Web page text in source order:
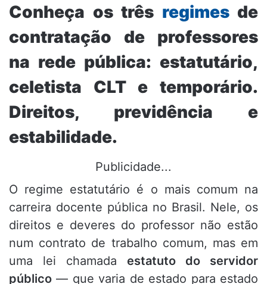
Conheça os três regimesde
contratação de professores
na rede pública: estatutário,
celetista CLT e temporário.
Direitos, previdência e
estabilidade.
Publicidade...
O regime estatutário é o mais comum na
carreira docente pública no Brasil. Nele, os
direitos e deveres do professor não estão
num contrato de trabalho comum, mas em
uma lei chamada estatuto do servidor
público — que varia de estado para estado